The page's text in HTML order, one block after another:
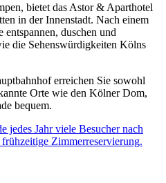
bietet das Astor & Aparthotel
in der Innenstadt. Nach einem
entspannen, duschen und
die Sehenswürdigkeiten Kölns
erreichen Sie sowohl
Orte wie den Kölner Dom,
bequem.
jedes Jahr viele Besucher nach
Zimmerreservierung.